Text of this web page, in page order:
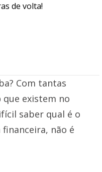
de volta!
Com tantas
existem no
saber qual é o
não é